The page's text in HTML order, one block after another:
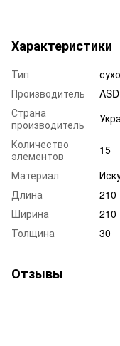
Характеристики
Тип
Производитель
ASD
Страна
производитель
Количество
элементов
15
Материал
Длина
210
Ширина
210
Толщина
30
Отзывы